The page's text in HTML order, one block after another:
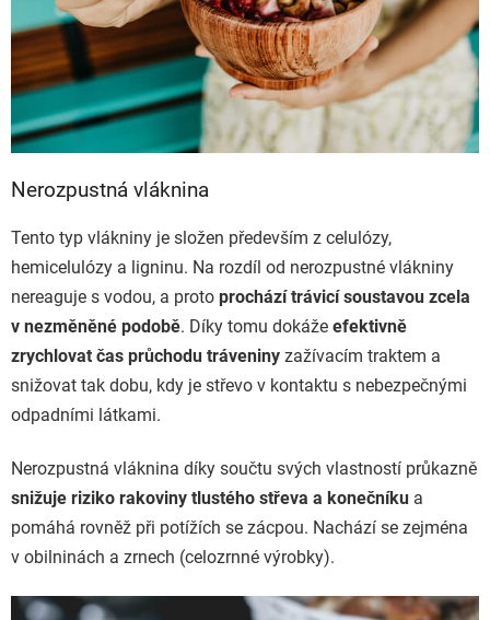
Nerozpustná vláknina
Tento typ vlákniny je složen především z celulózy,
hemicelulózy a ligninu. Na rozdíl od nerozpustné vlákniny
nereaguje s vodou, a proto prochází trávicí soustavou zcela
v nezměněné podobě. Díky tomu dokáže efektivně
zrychlovat čas průchodu tráveniny zažívacím traktem a
snižovat tak dobu, kdy je střevo v kontaktu s nebezpečnými
odpadními látkami.
Nerozpustná vláknina díky součtu svých vlastností průkazně
snižuje riziko rakoviny tlustého střeva a konečníku a
pomáhá rovněž při potížích se zácpou. Nachází se zejména
v obilninách a zrnech (celozrnné výrobky).